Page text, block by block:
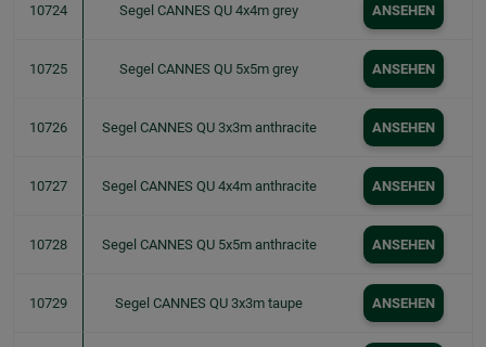
10724 Segel CANNES QU 4x4m grey ANSEHEN
10725 Segel CANNES QU 5x5m grey ANSEHEN
10726 Segel CANNES QU 3x3m anthracite ANSEHEN
10727 Segel CANNES QU 4x4m anthracite ANSEHEN
10728 Segel CANNES QU 5x5m anthracite ANSEHEN
10729 Segel CANNES QU 3x3m taupe ANSEHEN